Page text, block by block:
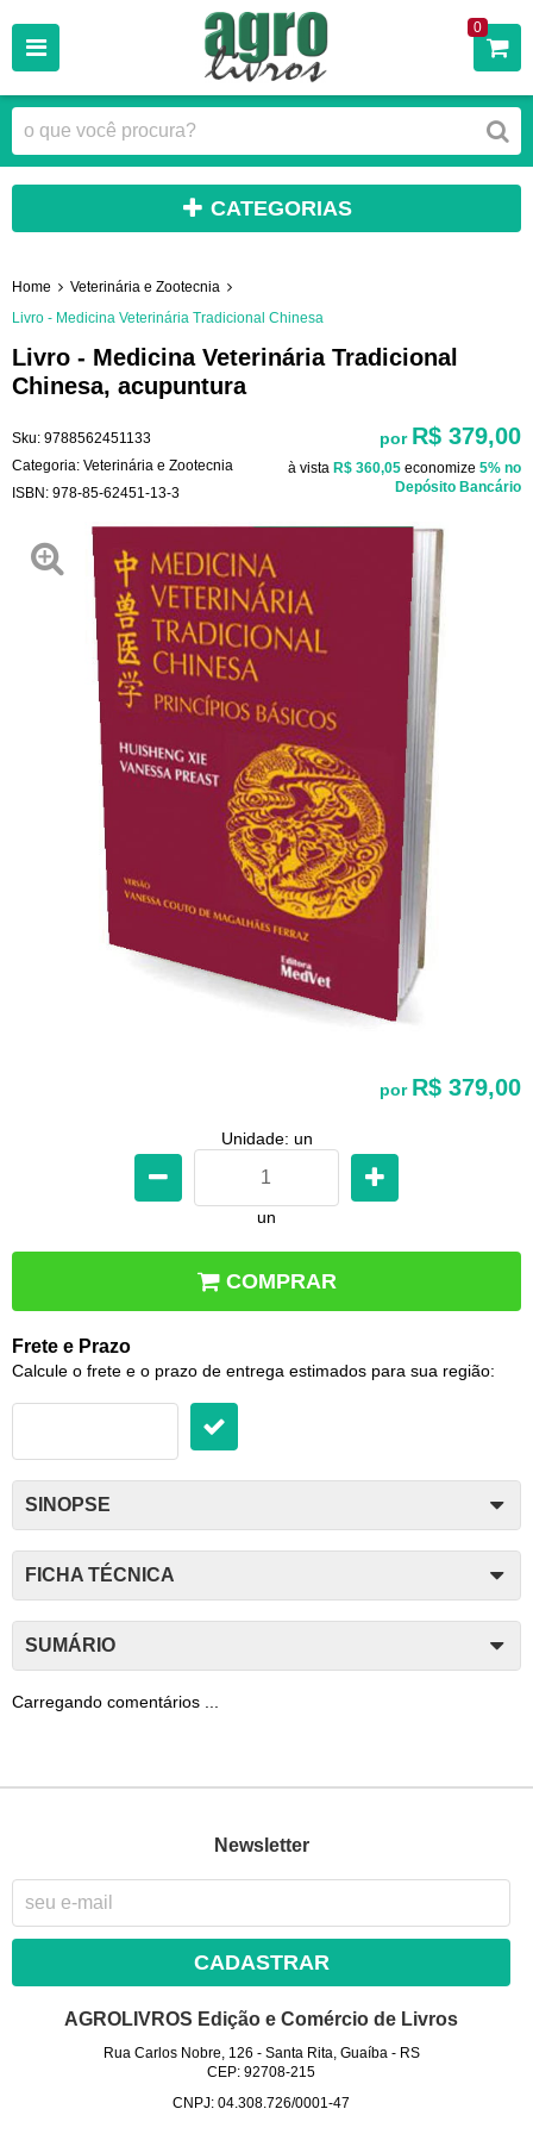
0
CATEGORIAS
Home
Veterinária e Zootecnia
Livro - Medicina Veterinária Tradicional Chinesa
Livro - Medicina Veterinária Tradicional
Chinesa, acupuntura
Sku: 9788562451133
Categoria: Veterinária e Zootecnia
ISBN: 978-85-62451-13-3
por R$ 379,00
à vista R$ 360,05 economize 5% no
Depósito Bancário
por R$ 379,00
Unidade: un
un
COMPRAR
Frete e Prazo
Calcule o frete e o prazo de entrega estimados para sua região:
SINOPSE
FICHA TÉCNICA
SUMÁRIO
Carregando comentários ...
Newsletter
CADASTRAR
AGROLIVROS Edição e Comércio de Livros
Rua Carlos Nobre, 126 - Santa Rita, Guaíba- RS
CEP: 92708-215
CNPJ: 04.308.726/0001-47